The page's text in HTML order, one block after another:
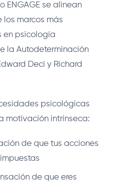
ENGAGE se alinean
los marcos más
en psicología
la Autodeterminación
Deci y Richard
psicológicas
motivación intrínseca:
de que tus acciones
de que eres